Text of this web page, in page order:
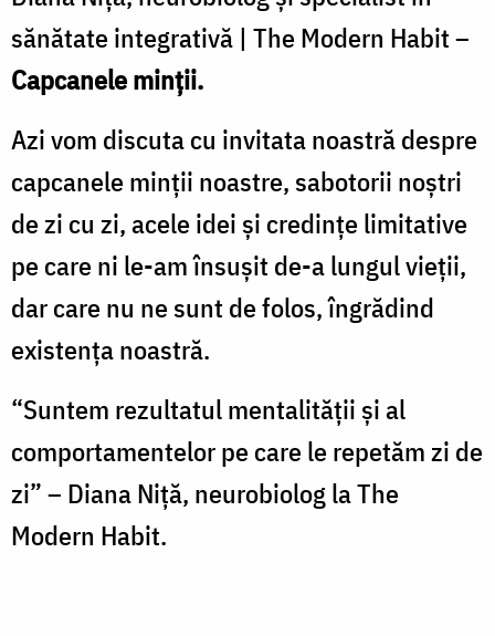
sănătate integrativă | The Modern Habit –
Capcanele minții.
Azi vom discuta cu invitata noastră despre
capcanele minții noastre, sabotorii noștri
de zi cu zi, acele idei și credințe limitative
pe care ni le-am însușit de-a lungul vieții,
dar care nu ne sunt de folos, îngrădind
existența noastră.
“Suntem rezultatul mentalității și al
comportamentelor pe care le repetăm zi de
zi” – Diana Niță, neurobiolog la The
Modern Habit.